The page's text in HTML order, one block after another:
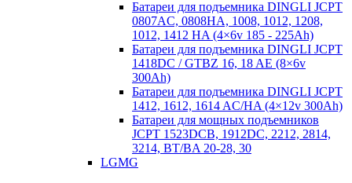
Батареи для подъемника DINGLI JCPT
0807AC, 0808HA, 1008, 1012, 1208,
1012, 1412 HA (4×6v 185 - 225Ah)
Батареи для подъемника DINGLI JCPT
1418DC / GTBZ 16, 18 AE (8×6v
300Ah)
Батареи для подъемника DINGLI JCPT
1412, 1612, 1614 AC/HA (4×12v 300Ah)
Батареи для мощных подъемников
JCPT 1523DCB, 1912DC, 2212, 2814,
3214, BT/BA 20-28, 30
LGMG